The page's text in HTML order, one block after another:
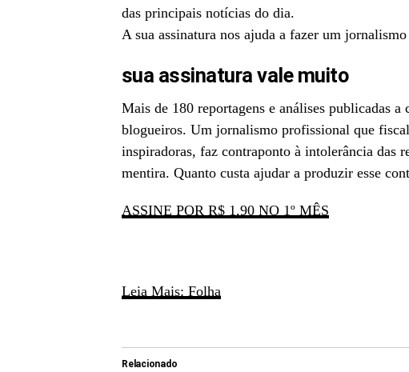
das principais notícias do dia.
A sua assinatura nos ajuda a fazer um
sua assinatura vale muito
Mais de 180 reportagens e análises publicadas
blogueiros. Um jornalismo profissional que
inspiradoras, faz contraponto à intolerância das
mentira. Quanto custa ajudar a produzir esse
ASSINE POR R$ 1,90 NO 1º MÊS
Leia Mais: Folha
Relacionado